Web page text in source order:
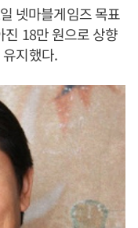
넷마블게임즈 목표
18만 원으로 상향
유지했다.